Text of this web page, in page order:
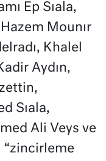
Ep Sıala,
Mounır
Khalel
Aydın,
Sıala,
Ali Veys ve
“zincirleme